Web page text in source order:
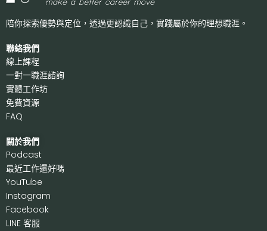
陪你探索優勢與定位，透過更認識自己， 實踐屬於你的理想職涯。
聯絡我們
線上課程
一對一職涯諮詢
實體工作坊
免費資源
FAQ
關於我們
Podcast
最近工作還好嗎
YouTube
Instagram
Facebook
LINE 客服